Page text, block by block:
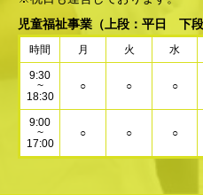
児童福祉事業 （上段：平日 下
時間 月 火 水
9:30
~
18:30
○ ○ ○
9:00
~
17:00
○ ○ ○